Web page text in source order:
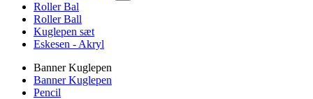
Roller Bal
Roller Ball
Kuglepen sæt
Eskesen - Akryl
Banner Kuglepen
Banner Kuglepen
Pencil